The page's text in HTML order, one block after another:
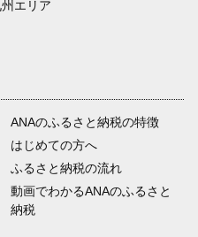
州エリア
ANAのふるさと納税の特徴
はじめての方へ
ふるさと納税の流れ
動画でわかるANAのふるさと
納税